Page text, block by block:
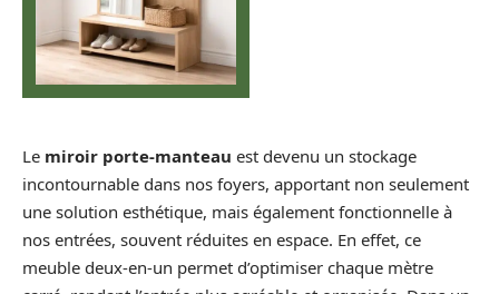
Le miroir porte-manteau est devenu un stockage
incontournable dans nos foyers, apportant non seulement
une solution esthétique, mais également fonctionnelle à
nos entrées, souvent réduites en espace. En effet, ce
meuble deux-en-un permet d’optimiser chaque mètre